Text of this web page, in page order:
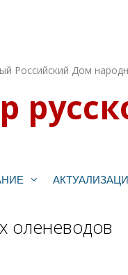
Российский Дом
оленеводов